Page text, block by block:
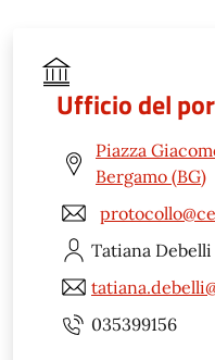
Ufficio del
Piazza
Bergamo (BG)
Tatiana Debelli
035399156